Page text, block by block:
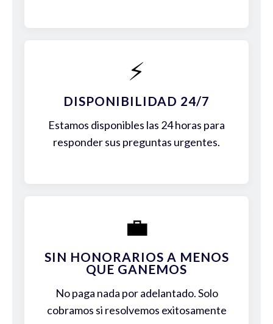
⚡
DISPONIBILIDAD 24/7
Estamos disponibles las 24 horas para
responder sus preguntas urgentes.
💼
SIN HONORARIOS A MENOS
QUE GANEMOS
No paga nada por adelantado. Solo
cobramos si resolvemos exitosamente